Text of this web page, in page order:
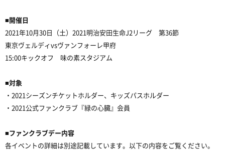
■開催日
2021年10月30日（土）2021明治安田生命J2リーグ 第36節
東京ヴェルディvsヴァンフォーレ甲府
15:00キックオフ 味の素スタジアム
■対象
・2021シーズンチケットホルダー、キッズパスホルダー
・2021公式ファンクラブ『緑の心臓』会員
■ファンクラブデー内容
各イベントの詳細は別途記載しています。以下の内容をご覧ください。